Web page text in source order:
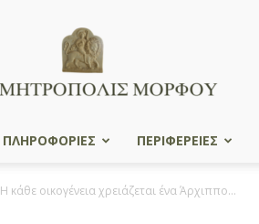
ΠΛΗΡΟΦΟΡΙΕΣ ΠΕΡΙΦΕΡΕΙΕΣ
Η κάθε οικογένεια χρειάζεται ένα Άρχιππο…